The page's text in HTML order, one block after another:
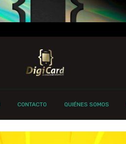
CONTACTO QUIÉNES SOMOS